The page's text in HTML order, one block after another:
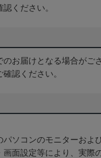
認ください。
お届けとなる場合がご
確認ください。
ソコンのモニターおよ
画面設定等により、実際